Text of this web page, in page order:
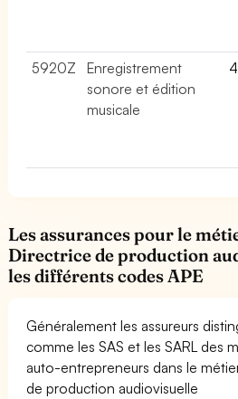
5920Z
Enregistrement
sonore et édition
musicale
Les assurances pour le
Directrice de production
les différents codes APE
Généralement les assureurs
comme les SAS et les SARL des
auto-entrepreneurs dans le
de production audiovisuelle